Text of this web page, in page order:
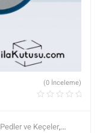
(0 İnceleme)
Pedler ve Keçeler,